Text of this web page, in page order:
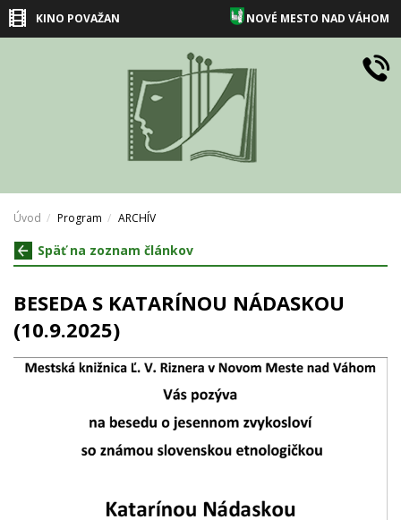
KINO POVAŽAN NOVÉ MESTO NAD VÁHOM
Úvod Program ARCHÍV
Späť na zoznam článkov
BESEDA S KATARÍNOU NÁDASKOU
(10.9.2025)